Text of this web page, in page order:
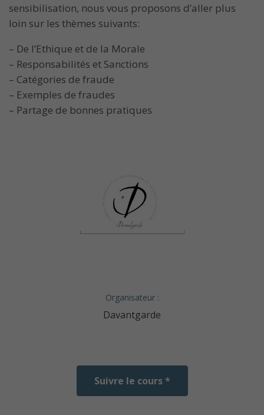
sensibilisation, nous vous proposons d’aller plus
loin sur les thèmes suivants:
– De l’Ethique et de la Morale
– Responsabilités et Sanctions
– Catégories de fraude
– Exemples de fraudes
– Partage de bonnes pratiques
Organisateur :
Davantgarde
Suivre le cours *